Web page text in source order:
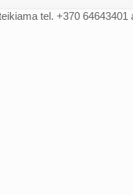
tel. +370 64643401